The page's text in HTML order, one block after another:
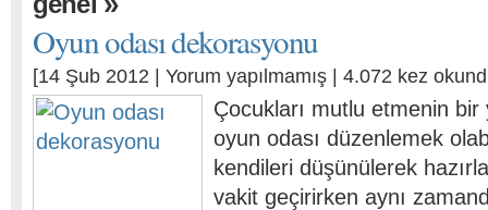
Oyun odası dekorasyonu
[14 Şub 2012 | Yorum yapılmamış | 4.072 kez
Çocukları mutlu etmenin
oyun odası düzenlemek
kendileri düşünülerek
vakit geçirirken aynı